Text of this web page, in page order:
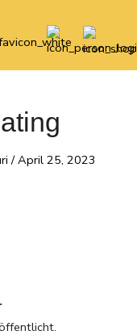
/April 25, 2023